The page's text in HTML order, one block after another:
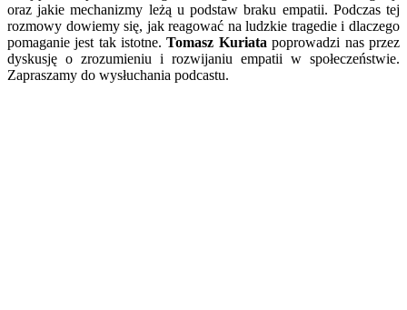
oraz jakie mechanizmy leżą u podstaw braku empatii. Podczas tej
rozmowy dowiemy się, jak reagować na ludzkie tragedie i dlaczego
pomaganie jest tak istotne.Tomasz Kuriata poprowadzi nas przez
dyskusję o zrozumieniu i rozwijaniu empatii w społeczeństwie.
Zapraszamy do wysłuchania podcastu.